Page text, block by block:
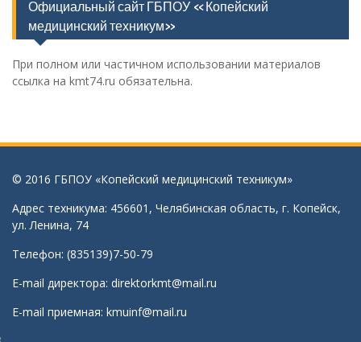
Официальный сайт ГБПОУ «Копейский
медицинский техникум»
При полном или частичном использовании материалов
ссылка на kmt74.ru обязательна.
© 2016 ГБПОУ «Копейский медицинский техникум»
Адрес техникума: 456601, Челябинская область, г. Копейск,
ул. Ленина, 74
Телефон: (835139)7-50-79
E-mail директора: direktorkmt@mail.ru
E-mail приемная: kmuinf@mail.ru